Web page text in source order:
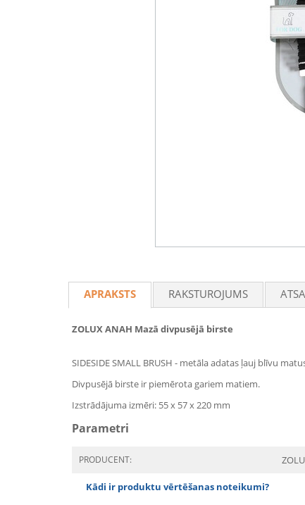
APRAKSTS RAKSTUROJUMS
ZOLUX ANAH Mazā divpusējā birste
SIDESIDE SMALL BRUSH - metāla adatas ļauj blīvu
Divpusējā birste ir piemērota gariem matiem.
Izstrādājuma izmēri: 55 x 57 x 220 mm
Parametri
PRODUCENT:
Kādi ir produktu vērtēšanas noteikumi?